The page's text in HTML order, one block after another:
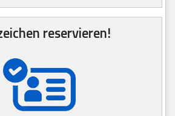
reservieren!